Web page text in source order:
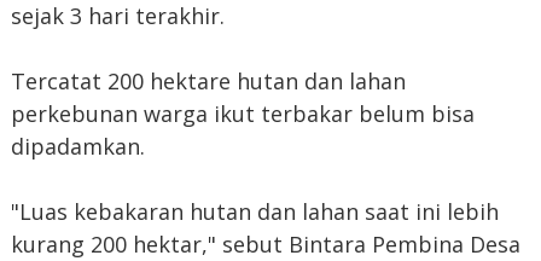
sejak 3 hari terakhir.
Tercatat 200 hektare hutan dan lahan
perkebunan warga ikut terbakar belum bisa
dipadamkan.
"Luas kebakaran hutan dan lahan saat ini lebih
kurang 200 hektar," sebut Bintara Pembina Desa